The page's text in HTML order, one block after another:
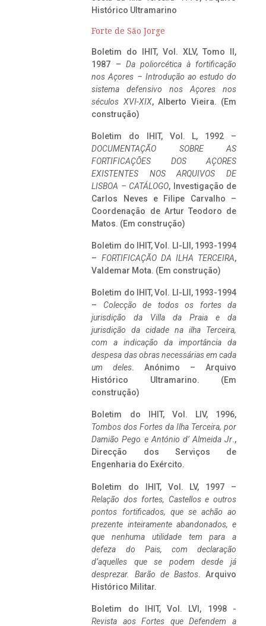
Histórico Ultramarino
Forte de São Jorge
Boletim do IHIT, Vol. XLV, Tomo II,
1987 – Da poliorcética à fortificação
nos Açores – Introdução ao estudo do
sistema defensivo nos Açores nos
séculos XVI-XIX, Alberto Vieira. (Em
construção)
Boletim do IHIT, Vol. L, 1992 –
DOCUMENTAÇÃO SOBRE AS
FORTIFICAÇÕES DOS AÇORES
EXISTENTES NOS ARQUIVOS DE
LISBOA – CATÁLOGO, Investigação de
Carlos Neves e Filipe Carvalho –
Coordenação de Artur Teodoro de
Matos. (Em construção)
Boletim do IHIT, Vol. LI-LII, 1993-1994
– FORTIFICAÇÃO DA ILHA TERCEIRA,
Valdemar Mota. (Em construção)
Boletim do IHIT, Vol. LI-LII, 1993-1994
– Colecção de todos os fortes da
jurisdição da Villa da Praia e da
jurisdição da cidade na ilha Terceira,
com a indicação da importância da
despesa das obras necessárias em cada
um deles. Anónimo – Arquivo
Histórico Ultramarino. (Em
construção)
Boletim do IHIT, Vol. LIV, 1996,
Tombos dos Fortes da Ilha Terceira, por
Damião Pego e António d’ Almeida Jr.,
Direcção dos Serviços de
Engenharia do Exército.
Boletim do IHIT, Vol. LV, 1997 –
Relação dos fortes, Castellos e outros
pontos fortificados, que se achão ao
prezente inteiramente abandonados, e
que nenhuma utilidade tem para a
defeza do Pais, com declaração
d’aquelles que se podem desde já
desprezar. Barão de Bastos. Arquivo
Histórico Militar.
Boletim do IHIT, Vol. LVI, 1998 -
Revista aos Fortes que Defendem a